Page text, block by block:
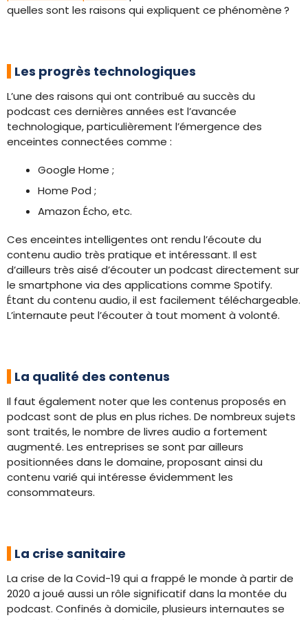
quelles sont les raisons qui expliquent ce phénomène ?
Les progrès technologiques
L’une des raisons qui ont contribué au succès du
podcast ces dernières années est l’avancée
technologique, particulièrement l’émergence des
enceintes connectées comme :
Google Home ;
Home Pod ;
Amazon Écho, etc.
Ces enceintes intelligentes ont rendu l’écoute du
contenu audio très pratique et intéressant. Il est
d’ailleurs très aisé d’écouter un podcast directement sur
le smartphone via des applications comme Spotify.
Étant du contenu audio, il est facilement téléchargeable.
L’internaute peut l’écouter à tout moment à volonté.
La qualité des contenus
Il faut également noter que les contenus proposés en
podcast sont de plus en plus riches. De nombreux sujets
sont traités, le nombre de livres audio a fortement
augmenté. Les entreprises se sont par ailleurs
positionnées dans le domaine, proposant ainsi du
contenu varié qui intéresse évidemment les
consommateurs.
La crise sanitaire
La crise de la Covid-19 qui a frappé le monde à partir de
2020 a joué aussi un rôle significatif dans la montée du
podcast. Confinés à domicile, plusieurs internautes se